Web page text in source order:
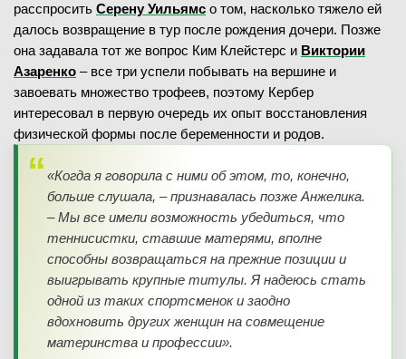
расспросить Серену Уильямс о том, насколько тяжело ей
далось возвращение в тур после рождения дочери. Позже
она задавала тот же вопрос Ким Клейстерс и Виктории
Азаренко – все три успели побывать на вершине и
завоевать множество трофеев, поэтому Кербер
интересовал в первую очередь их опыт восстановления
физической формы после беременности и родов.
«Когда я говорила с ними об этом, то, конечно,
больше слушала, – признавалась позже Анжелика.
– Мы все имели возможность убедиться, что
теннисистки, ставшие матерями, вполне
способны возвращаться на прежние позиции и
выигрывать крупные титулы. Я надеюсь стать
одной из таких спортсменок и заодно
вдохновить других женщин на совмещение
материнства и профессии».